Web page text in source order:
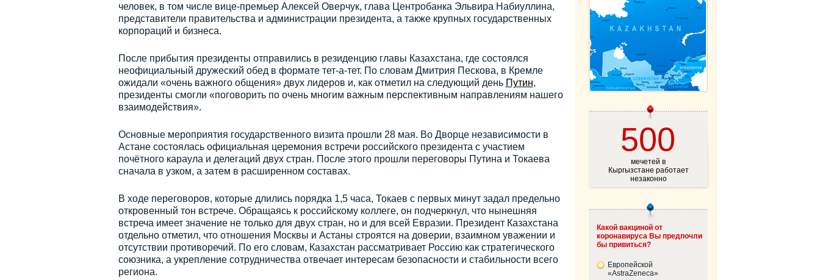
человек, в том числе вице-премьер Алексей Оверчук, глава Центробанка Эльвира Набиуллина,
представители правительства и администрации президента, а также крупных государственных
корпораций и бизнеса.
После прибытия президенты отправились в резиденцию главы Казахстана, где состоялся
неофициальный дружеский обед в формате тет-а-тет. По словам Дмитрия Пескова, в Кремле
ожидали «очень важного общения» двух лидеров и, как отметил на следующий день Путин,
президенты смогли «поговорить по очень многим важным перспективным направлениям нашего
взаимодействия».
Основные мероприятия государственного визита прошли 28 мая. Во Дворце независимости в
Астане состоялась официальная церемония встречи российского президента с участием
почётного караула и делегаций двух стран. После этого прошли переговоры Путина и Токаева
сначала в узком, а затем в расширенном составах.
В ходе переговоров, которые длились порядка 1,5 часа, Токаев с первых минут задал предельно
откровенный тон встрече. Обращаясь к российскому коллеге, он подчеркнул, что нынешняя
встреча имеет значение не только для двух стран, но и для всей Евразии. Президент Казахстана
отдельно отметил, что отношения Москвы и Астаны строятся на доверии, взаимном уважении и
отсутствии противоречий. По его словам, Казахстан рассматривает Россию как стратегического
союзника, а укрепление сотрудничества отвечает интересам безопасности и стабильности всего
региона.
500
мечетей в
Кыргызстане работает
незаконно
Какой вакциной от
коронавируса Вы предпочли
бы привиться?
Европейской
«AstraZeneca»